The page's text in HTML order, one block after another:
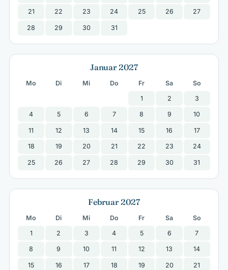
21 22 23 24 25 26 27
28 29 30 31
Januar 2027
Mo Di Mi Do Fr Sa
So
1
2 3
4 5 6 7 8 9 10
11 12 13 14 15 16 17
18 19 20 21 22 23 24
25 26 27 28 29 30 31
Februar 2027
Mo Di Mi Do Fr Sa
So
1
2 3 4 5 6 7
8 9 10 11 12 13 14
15 16 17 18 19 20 21